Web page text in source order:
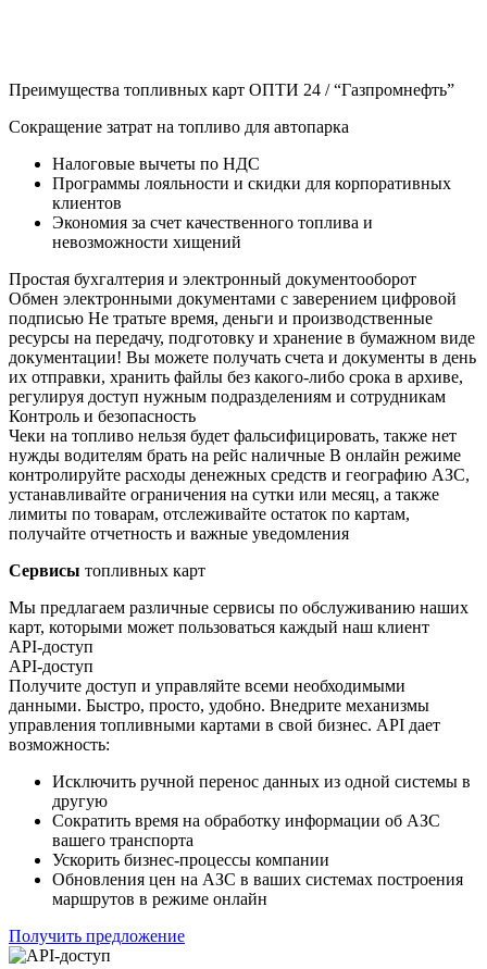
Преимущества топливных карт ОПТИ 24 / “Газпромнефть”
Сокращение затрат на топливо для автопарка
Налоговые вычеты по НДС
Программы лояльности и скидки для корпоративных
клиентов
Экономия за счет качественного топлива и
невозможности хищений
Простая бухгалтерия и электронный документооборот
Обмен электронными документами с заверением цифровой
подписью Не тратьте время, деньги и производственные
ресурсы на передачу, подготовку и хранение в бумажном виде
документации! Вы можете получать счета и документы в день
их отправки, хранить файлы без какого-либо срока в архиве,
регулируя доступ нужным подразделениям и сотрудникам
Контроль и безопасность
Чеки на топливо нельзя будет фальсифицировать, также нет
нужды водителям брать на рейс наличные В онлайн режиме
контролируйте расходы денежных средств и географию АЗС,
устанавливайте ограничения на сутки или месяц, а также
лимиты по товарам, отслеживайте остаток по картам,
получайте отчетность и важные уведомления
Сервисы топливных карт
Мы предлагаем различные сервисы по обслуживанию наших
карт, которыми может пользоваться каждый наш клиент
API-доступ
API-доступ
Получите доступ и управляйте всеми необходимыми
данными. Быстро, просто, удобно. Внедрите механизмы
управления топливными картами в свой бизнес. API дает
возможность:
Исключить ручной перенос данных из одной системы в
другую
Сократить время на обработку информации об АЗС
вашего транспорта
Ускорить бизнес-процессы компании
Обновления цен на АЗС в ваших системах построения
маршрутов в режиме онлайн
Получить предложение